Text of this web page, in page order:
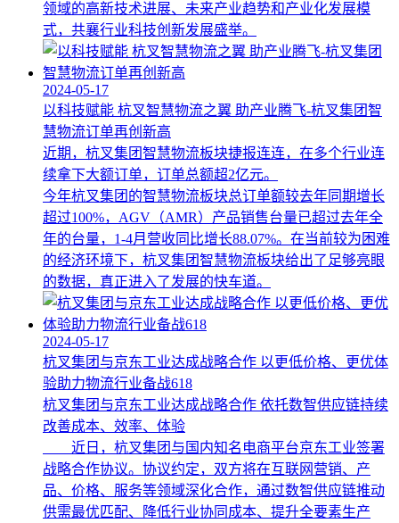
领域的高新技术进展、未来产业趋势和产业化发展模
式，共襄行业科技创新发展盛举。
2024-05-17
以科技赋能 杭叉智慧物流之翼 助产业腾飞-杭叉集团智
慧物流订单再创新高
近期，杭叉集团智慧物流板块捷报连连，在多个行业连
续拿下大额订单，订单总额超2亿元。
今年杭叉集团的智慧物流板块总订单额较去年同期增长
超过100%，AGV（AMR）产品销售台量已超过去年全
年的台量，1-4月营收同比增长88.07%。在当前较为困难
的经济环境下，杭叉集团智慧物流板块给出了足够亮眼
的数据，真正进入了发展的快车道。
2024-05-17
杭叉集团与京东工业达成战略合作 以更低价格、更优体
验助力物流行业备战618
杭叉集团与京东工业达成战略合作 依托数智供应链持续
改善成本、效率、体验
近日，杭叉集团与国内知名电商平台京东工业签署
战略合作协议。协议约定，双方将在互联网营销、产
品、价格、服务等领域深化合作，通过数智供应链推动
供需最优匹配、降低行业协同成本、提升全要素生产